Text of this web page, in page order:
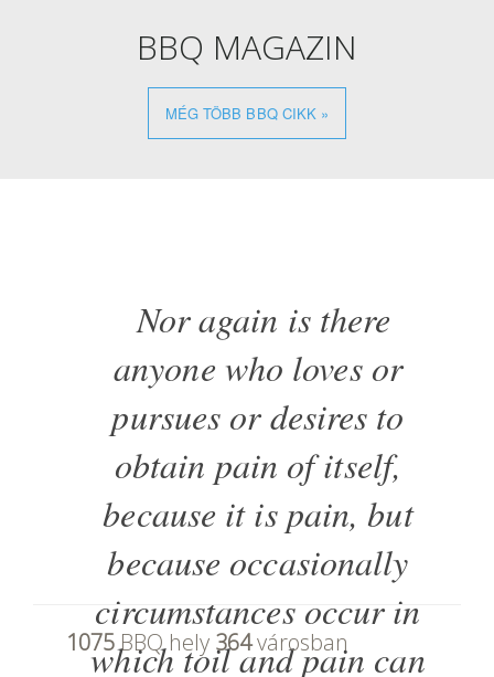
BBQ MAGAZIN
MÉG TÖBB BBQ CIKK »
Nor again is there
anyone who loves or
pursues or desires to
obtain pain of itself,
because it is pain, but
because occasionally
circumstances occur in
which toil and pain can
1075BBQ hely 364városban